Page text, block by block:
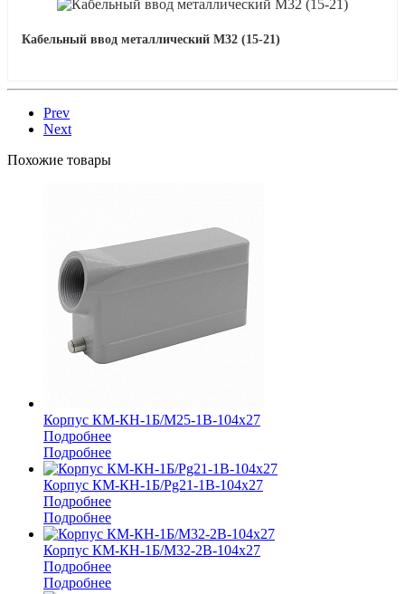
Кабельный ввод металлический М32 (15-21)
Prev
Next
Похожие товары
Корпус КМ-КН-1Б/М25-1В-104х27
Подробнее
Подробнее
Корпус КМ-КН-1Б/Pg21-1В-104х27
Подробнее
Подробнее
Корпус КМ-КН-1Б/М32-2В-104х27
Подробнее
Подробнее